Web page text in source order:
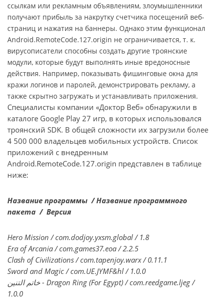
ссылкам или рекламным объявлениям, злоумышленники
получают прибыль за накрутку счетчика посещений веб-
страниц и нажатия на баннеры. Однако этим функционал
Android.RemoteCode.127.origin не ограничивается, т. к.
вирусописатели способны создать другие троянские
модули, которые будут выполнять иные вредоносные
действия. Например, показывать фишинговые окна для
кражи логинов и паролей, демонстрировать рекламу, а
также скрытно загружать и устанавливать приложения.
Специалисты компании «Доктор Веб» обнаружили в
каталоге Google Play 27 игр, в которых использовался
троянский SDK. В общей сложности их загрузили более
4 500 000 владельцев мобильных устройств. Список
приложений с внедренным
Android.RemoteCode.127.origin представлен в таблице
ниже:
Название программы /Название программного
пакета / Версия
Hero Mission / com.dodjoy.yxsm.global / 1.8
Era of Arcania / com.games37.eoa / 2.2.5
Clash of Civilizations / com.tapenjoy.warx / 0.11.1
Sword and Magic / com.UE.JYMF&hl / 1.0.0
خاتم التنين - Dragon Ring (For Egypt) / com.reedgame.ljeg /
1.0.0